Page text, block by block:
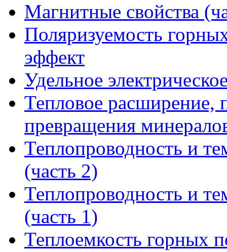
Магнитные свойства
Поляризуемость
эффект
Удельное
Тепловое расширение,
превращения
Теплопроводность и
(часть 2)
Теплопроводность и
(часть 1)
Теплоемкость горных